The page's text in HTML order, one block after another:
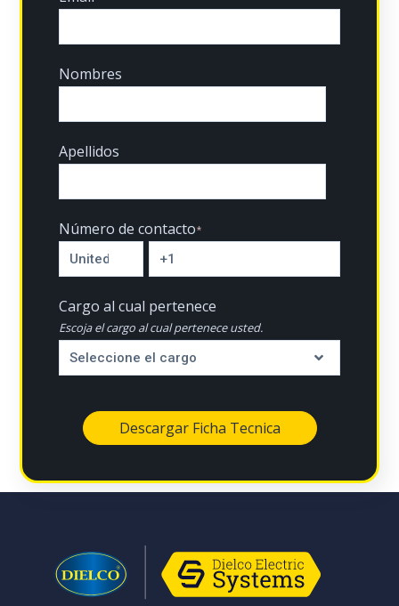
Nombres
Apellidos
Número de contacto*
Cargo al cual pertenece
Escoja el cargo al cual pertenece usted.